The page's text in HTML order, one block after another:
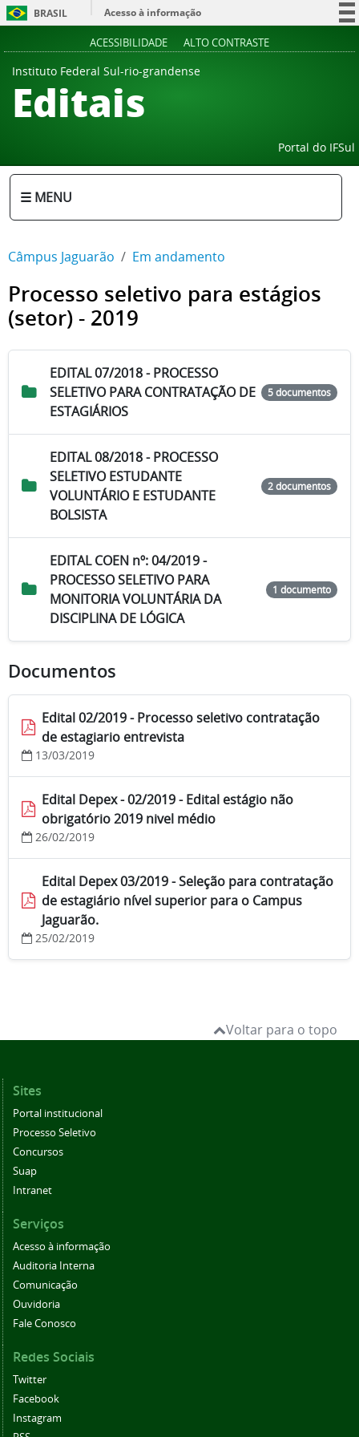
BRASIL
Acesso à informação
ACESSIBILIDADE ALTO CONTRASTE
Instituto Federal Sul-rio-grandense
Editais
Portal do IFSul
☰ MENU
Câmpus Jaguarão Em andamento
Processo seletivo para estágios
(setor) - 2019
EDITAL 07/2018 - PROCESSO
SELETIVO PARA CONTRATAÇÃO DE
ESTAGIÁRIOS
5 documentos
EDITAL 08/2018 - PROCESSO
SELETIVO ESTUDANTE
VOLUNTÁRIO E ESTUDANTE
BOLSISTA
2 documentos
EDITAL COEN nº: 04/2019 -
PROCESSO SELETIVO PARA
MONITORIA VOLUNTÁRIA DA
DISCIPLINA DE LÓGICA
1 documento
Documentos
Edital 02/2019 - Processo seletivo contratação
de estagiario entrevista
13/03/2019
Edital Depex - 02/2019 - Edital estágio não
obrigatório 2019 nivel médio
26/02/2019
Edital Depex 03/2019 - Seleção para contratação
de estagiário nível superior para o Campus
Jaguarão.
25/02/2019
Voltar para o topo
Sites
Portal institucional
Processo Seletivo
Concursos
Suap
Intranet
Serviços
Acesso à informação
Auditoria Interna
Comunicação
Ouvidoria
Fale Conosco
Redes Sociais
Twitter
Facebook
Instagram